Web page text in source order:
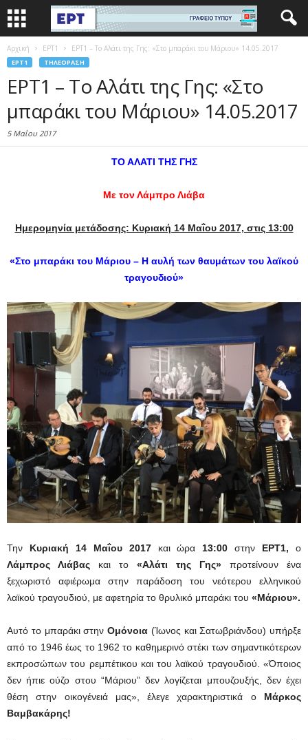
Αρχική EΡΤ1 ΕΡΤ1 – Το Αλάτι της Γης: «Στο μπαράκι του Μάριου» 14.05.2017
EΡΤ1 ΤΗΛΕΌΡΑΣΗ
ΕΡΤ1 – Το Αλάτι της Γης: «Στο
μπαράκι του Μάριου» 14.05.2017
5 Μαΐου 2017
ΤΟ ΑΛΑΤΙ ΤΗΣ ΓΗΣ
Με τον Λάμπρο Λιάβα
Ημερομηνία μετάδοσης: Κυριακή 14 Μαΐου 2017, στις 13:00
«Στο μπαράκι του Μάριου – Η αυλή των θαυμάτων του λαϊκού
τραγουδιού»
Την Κυριακή 14 Μαΐου 2017και ώρα 13:00 στην ΕΡΤ1, ο
Λάμπρος Λιάβας και το «Αλάτι της Γης» προτείνουν ένα
ξεχωριστό αφιέρωμα στην παράδοση του νεότερου ελληνικού
λαϊκού τραγουδιού, με αφετηρία το θρυλικό μπαράκι του «Μάριου».
Αυτό το μπαράκι στην Ομόνοια (Ίωνος και Σατωβριάνδου) υπήρξε
από το 1946 έως το 1962 το καθημερινό στέκι των σημαντικότερων
εκπροσώπων του ρεμπέτικου και του λαϊκού τραγουδιού. «Όποιος
δεν ήπιε ούζο στου “Μάριου” δεν λογίζεται μπουζουξής, δεν έχει
θέση στην οικογένειά μας», έλεγε χαρακτηριστικά ο Μάρκος
Βαμβακάρης!